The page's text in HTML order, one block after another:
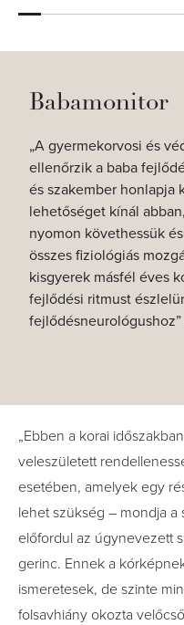
Babamonitor
„A gyermekorvosi és
ellenőrzik a baba
és szakember honlapja
lehetőséget kínál
nyomon követhessük
összes fiziológiás
kisgyerek másfél éves
fejlődési ritmust
„Ebben a korai
veleszületett
esetében, amelyek egy
lehet szükség – mondja
előfordul az úgynevezett
gerinc. Ennek a
ismeretesek, de szinte
folsavhiány okozta